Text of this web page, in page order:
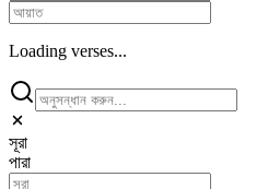
Loading verses...
সূরা
পারা